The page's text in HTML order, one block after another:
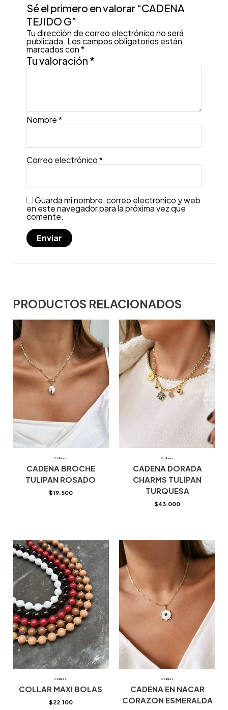
Sé el primero en valorar “CADENA
TEJIDO G”
Tu dirección de correo electrónico no será
publicada. Los campos obligatorios están
marcados con*
Tu valoración *
Nombre*
Correo electrónico*
Guarda mi nombre, correo electrónico y web
en este navegador para la próxima vez que
comente.
PRODUCTOS RELACIONADOS
Collares
CADENA BROCHE
TULIPAN ROSADO
$19.500
Collares
CADENA DORADA
CHARMS TULIPAN
TURQUESA
$43.000
Collares
COLLAR MAXI BOLAS
$22.100
Collares
CADENA EN NACAR
CORAZON ESMERALDA